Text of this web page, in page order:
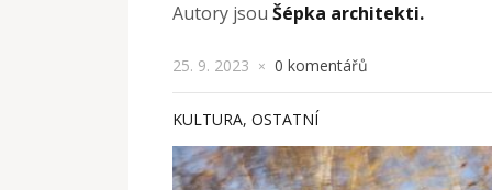
Autory jsou Šépka architekti.
25. 9. 2023 × 0 komentářů
KULTURA, OSTATNÍ